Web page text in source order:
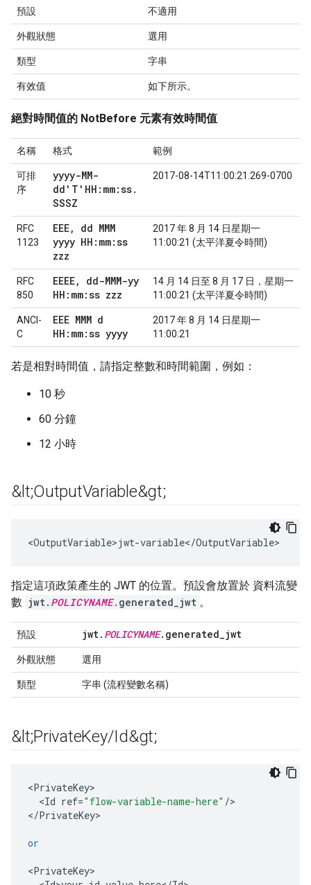
預設 不適用
外觀狀態 選用
類型 字串
有效值 如下所示。
絕對時間值的 NotBefore 元素有效時間值
名稱 格式 範例
可排
序
yyyy-MM-
dd'T'HH:mm:ss.
SSSZ
2017-08-14T11:00:21.269-0700
RFC
1123
EEE,
dd MMM
yyyy HH:mm:ss
zzz
2017 年 8 月 14 日星期一
11:00:21 (太平洋夏令時間)
RFC
850
EEEE,
dd-MMM-yy
HH:mm:ss zzz
14 月 14 日至 8 月 17 日，星期一
11:00:21 (太平洋夏令時間)
ANCI-
C
EEE MMM d
HH:mm:ss yyyy
2017 年 8 月 14 日星期一
11:00:21
若是相對時間值，請指定整數和時間範圍，例如：
10 秒
60 分鐘
12 小時
&lt;OutputVariable&gt;
<OutputVariable>jwt-variable</OutputVariable>
指定這項政策產生的 JWT 的位置。預設會放置於 資料流變
數 jwt. POLICYNAME.generated_jwt 。
預設 jwt. POLICYNAME. generated_jwt
外觀狀態 選用
類型 字串 (流程變數名稱)
&lt;PrivateKey/Id&gt;
<PrivateKey
<Id ref="flow-variable-name-here" />
</PrivateKey>
or
<PrivateKey